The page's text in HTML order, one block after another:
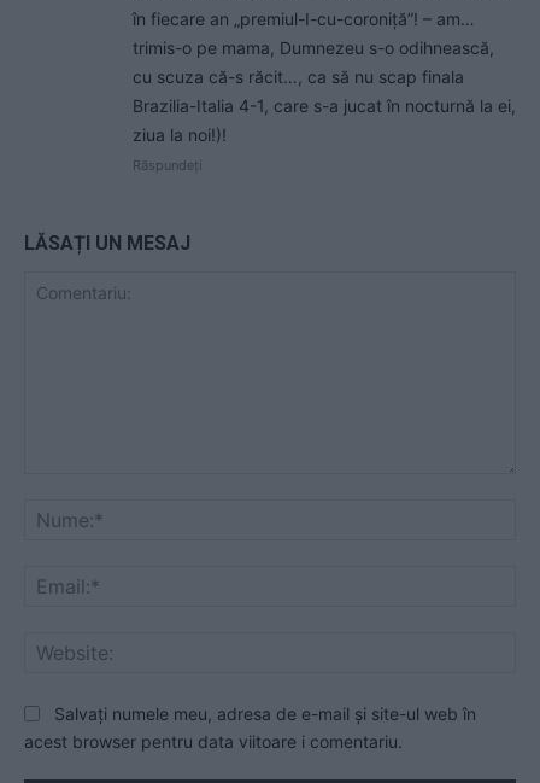
în fiecare an „premiul-I-cu-coroniță”! – am…
trimis-o pe mama, Dumnezeu s-o odihnească,
cu scuza că-s răcit…, ca să nu scap finala
Brazilia-Italia 4-1, care s-a jucat în nocturnă la ei,
ziua la noi!)!
Răspundeți
LĂSAȚI UN MESAJ
Salvați numele meu, adresa de e-mail și site-ul web în
acest browser pentru data viitoare i comentariu.